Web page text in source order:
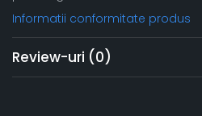
Informatii conformitate produs
Review-uri (0)